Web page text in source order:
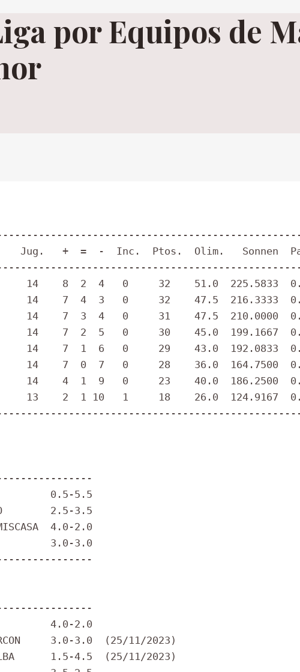
por Equipos de
14    8  2  4   0     32    51.0  225.5833
14    7  4  3   0     32    47.5  216.3333
14    7  3  4   0     31    47.5  210.0000
14    7  2  5   0     30    45.0  199.1667
14    7  1  6   0     29    43.0  192.0833
14    7  0  7   0     28    36.0  164.7500
14    4  1  9   0     23    40.0  186.2500
13    2  1 10   1     18    26.0  124.9167
0.5-5.5
2.5-3.5
4.0-2.0
3.0-3.0
4.0-2.0
3.0-3.0  (25/11/2023)
1.5-4.5  (25/11/2023)